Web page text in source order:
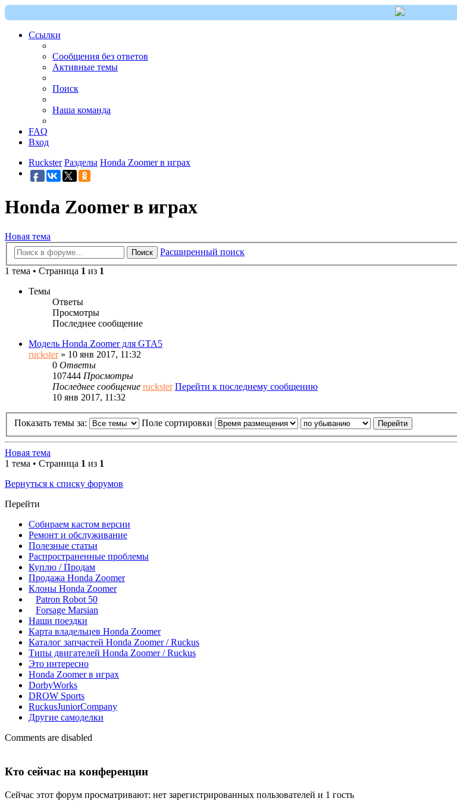
Ссылки
Сообщения без ответов
Активные темы
Поиск
Наша команда
FAQ
Вход
Ruckster Разделы Honda Zoomer в играх
Honda Zoomer в играх
Новая тема
Поиск
Расширенный поиск
1 тема • Страница 1 из 1
Темы
Ответы
Просмотры
Последнее сообщение
Модель Honda Zoomer для GTA5
ruckster» 10 янв 2017, 11:32
0 Ответы
107444 Просмотры
Последнее сообщение ruckster Перейти к последнему сообщению
10 янв 2017, 11:32
Показать темы за: Поле сортировки
Новая тема
1 тема • Страница 1 из 1
Вернуться к списку форумов
Перейти
Собираем кастом версии
Ремонт и обслуживание
Полезные статьи
Распространенные проблемы
Куплю / Продам
Продажа Honda Zoomer
Клоны Honda Zoomer
Patron Robot 50
Forsage Marsian
Наши поездки
Карта владельцев Honda Zoomer
Каталог запчастей Honda Zoomer / Ruckus
Типы двигателей Honda Zoomer / Ruckus
Это интересно
Honda Zoomer в играх
DorbyWorks
DROW Sports
RuckusJuniorCompany
Другие самоделки
Comments are disabled
Кто сейчас на конференции
Сейчас этот форум просматривают: нет зарегистрированных пользователей и 1 гость